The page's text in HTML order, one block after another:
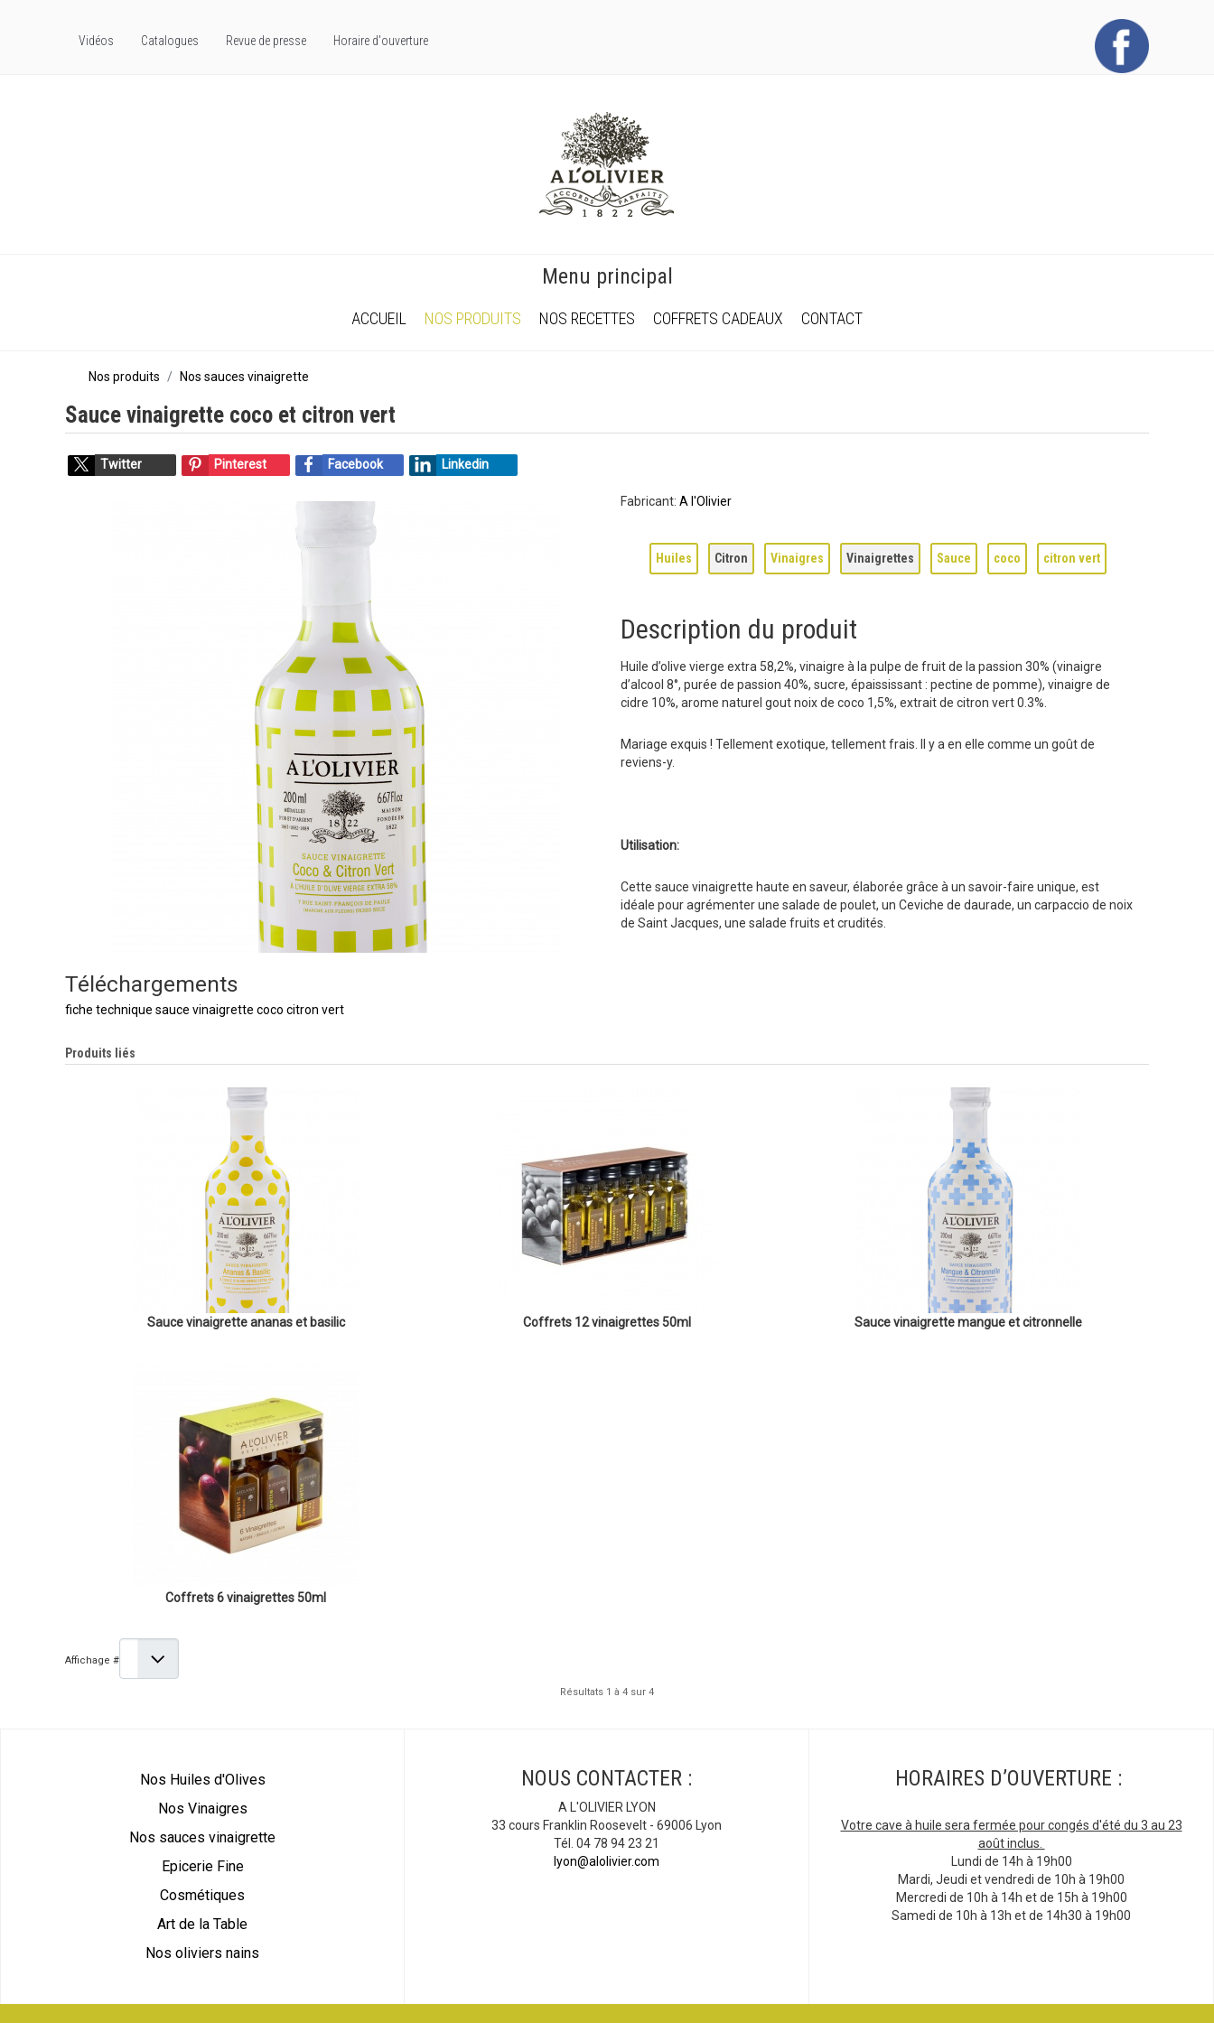
Vidéos Catalogues Revue de presse Horaire d'ouverture
Menu principal
ACCUEIL NOS PRODUITS NOS RECETTES COFFRETS CADEAUX CONTACT
Nos produits Nos sauces vinaigrette
Sauce vinaigrette coco et citron vert
Twitter Pinterest Facebook Linkedin
Fabricant: A l'Olivier
Huiles Citron Vinaigres Vinaigrettes Sauce coco citron vert
Description du produit
Huile d’olive vierge extra 58,2%, vinaigre à la pulpe de fruit de la passion 30% (vinaigre
d’alcool 8°, purée de passion 40%, sucre, épaississant : pectine de pomme), vinaigre de
cidre 10%, arome naturel gout noix de coco 1,5%, extrait de citron vert 0.3%.
Mariage exquis ! Tellement exotique, tellement frais. Il y a en elle comme un goût de
reviens-y.
Utilisation:
Cette sauce vinaigrette haute en saveur, élaborée grâce à un savoir-faire unique, est
idéale pour agrémenter une salade de poulet, un Ceviche de daurade, un carpaccio de noix
de Saint Jacques, une salade fruits et crudités.
Téléchargements
fiche technique sauce vinaigrette coco citron vert
Produits liés
Sauce vinaigrette ananas et basilic Coffrets 12 vinaigrettes 50ml Sauce vinaigrette mangue et citronnelle
Coffrets 6 vinaigrettes 50ml
Affichage #
Résultats 1 à 4 sur 4
Nos Huiles d'Olives
Nos Vinaigres
Nos sauces vinaigrette
Epicerie Fine
Cosmétiques
Art de la Table
Nos oliviers nains
NOUS CONTACTER :
A L'OLIVIER LYON
33 cours Franklin Roosevelt - 69006 Lyon
Tél. 04 78 94 23 21
lyon@alolivier.com
HORAIRES D’OUVERTURE :
Votre cave à huile sera fermée pour congés d'été du 3 au 23
août inclus.
Lundi de 14h à 19h00
Mardi, Jeudi et vendredi de 10h à 19h00
Mercredi de 10h à 14h et de 15h à 19h00
Samedi de 10h à 13h et de 14h30 à 19h00